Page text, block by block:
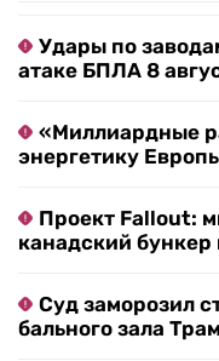
Удары по
атаке БПЛА 8
«Миллиардные
энергетику
Проект Fallout:
канадский бункер
Суд заморозил
бального зала